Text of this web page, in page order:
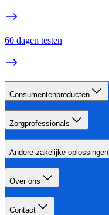
60 dagen testen
Consumentenproducten
Zorgprofessionals
Andere zakelijke oplossingen
Over ons
Contact